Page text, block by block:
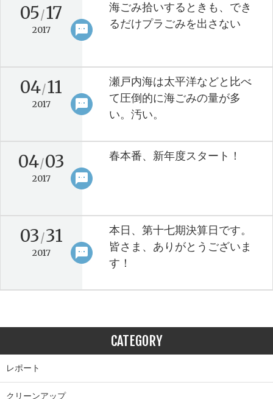
sms
05/17
2017
海ごみ拾いするときも、でき
るだけプラごみを出さない
keyboard_arrow_right
sms
04/11
2017
瀬戸内海は太平洋などと比べ
て圧倒的に海ごみの量が多
い。汚い。
keyboard_arrow_right
sms
04/03
2017
春本番、新年度スタート！
keyboard_arrow_right
sms
03/31
2017
本日、第十七期決算日です。
皆さま、ありがとうございま
す！
keyboard_arrow_right
CATEGORY
レポート
クリーンアップ